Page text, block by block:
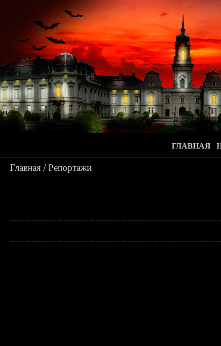
ГЛАВНАЯ
Главная /Репортажи